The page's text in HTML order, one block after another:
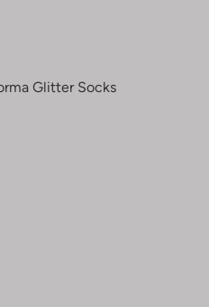
Glitter Socks